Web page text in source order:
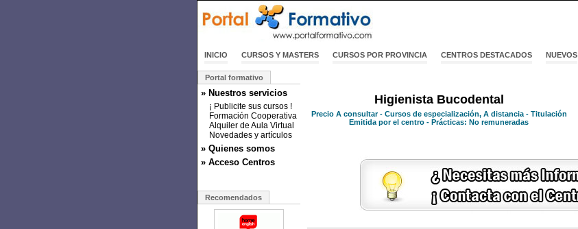
INICIO CURSOS Y MASTERS CURSOS POR PROVINCIA CENTROS DESTACADOS NUEVOS
Portal formativo
» Nuestros servicios
¡ Publicite sus cursos !
Formación Cooperativa
Alquiler de Aula Virtual
Novedades y artículos
» Quienes somos
» Acceso Centros
Recomendados
Higienista Bucodental
Precio A consultar - Cursos de especialización, A distancia - Titulación
Emitida por el centro - Prácticas: No remuneradas